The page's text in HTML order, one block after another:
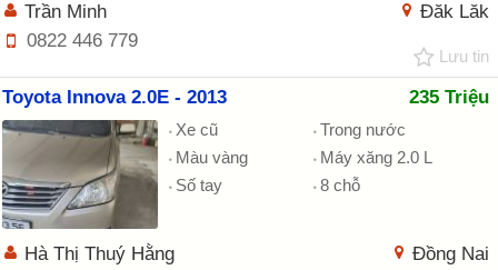
Đăk Lăk
Trần Minh
0822 446 779
Lưu tin
Toyota Innova 2.0E - 2013 235 Triệu
Xe cũ
Trong nước
Màu vàng
Máy xăng 2.0 L
Số tay
8 chỗ
Đồng Nai
Hà Thị Thuý Hằng